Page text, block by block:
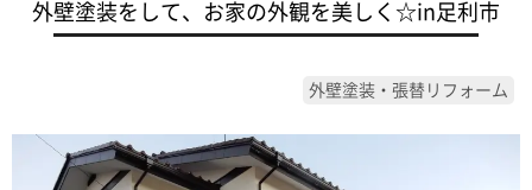
外壁塗装をして、お家の外観を美しく☆in足利市
外壁塗装・張替リフォーム